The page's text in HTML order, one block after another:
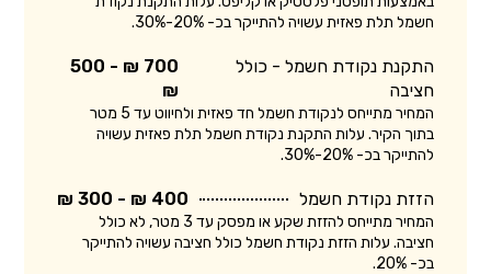
חשמל תלת פאזית עשויה להתייקר בכ- 20%-30%.
התקנת נקודת חשמל - כולל
חציבה
700 ₪ - 500
₪
המחיר מתייחס לנקודת חשמל חד פאזית ולחיווט עד 5 מטר
בתוך הקיר. עלות התקנת נקודת חשמל תלת פאזית עשויה
להתייקר בכ- 20%-30%.
הזזת נקודת חשמל 400 ₪ - 300 ₪
המחיר מתייחס להזזת שקע או מפסק עד 3 מטר, לא כולל
חציבה. עלות הזזת נקודת חשמל כולל חציבה עשויה להתייקר
בכ- 20%.